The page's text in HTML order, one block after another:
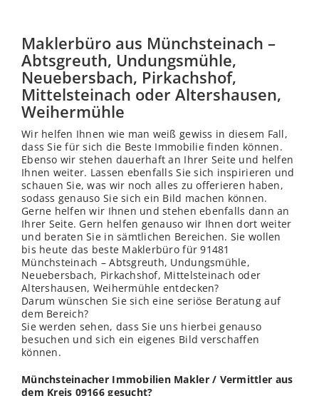
Maklerbüro aus Münchsteinach –
Abtsgreuth, Undungsmühle,
Neuebersbach, Pirkachshof,
Mittelsteinach oder Altershausen,
Weihermühle
Wir helfen Ihnen wie man weiß gewiss in diesem Fall,
dass Sie für sich die Beste Immobilie finden können.
Ebenso wir stehen dauerhaft an Ihrer Seite und helfen
Ihnen weiter. Lassen ebenfalls Sie sich inspirieren und
schauen Sie, was wir noch alles zu offerieren haben,
sodass genauso Sie sich ein Bild machen können.
Gerne helfen wir Ihnen und stehen ebenfalls dann an
Ihrer Seite. Gern helfen genauso wir Ihnen dort weiter
und beraten Sie in sämtlichen Bereichen. Sie wollen
bis heute das beste Maklerbüro für 91481
Münchsteinach – Abtsgreuth, Undungsmühle,
Neuebersbach, Pirkachshof, Mittelsteinach oder
Altershausen, Weihermühle entdecken?
Darum wünschen Sie sich eine seriöse Beratung auf
dem Bereich?
Sie werden sehen, dass Sie uns hierbei genauso
besuchen und sich ein eigenes Bild verschaffen
können.
Münchsteinacher Immobilien Makler / Vermittler aus
dem Kreis 09166 gesucht?